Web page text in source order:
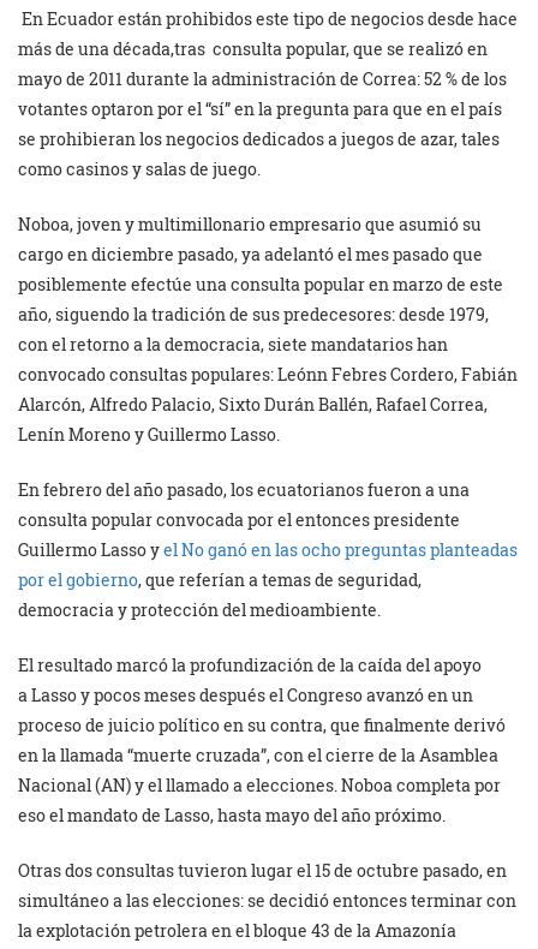
En Ecuador están prohibidos este tipo de negocios desde hace
más de una década,tras consulta popular, que se realizó en
mayo de 2011 durante la administración de Correa: 52 % de los
votantes optaron por el “sí” en la pregunta para que en el país
se prohibieran los negocios dedicados a juegos de azar, tales
como casinos y salas de juego.
Noboa,joven y multimillonario empresario que asumió su
cargo en diciembre pasado, ya adelantó el mes pasado que
posiblemente efectúe una consulta popular en marzo de este
año, siguendo la tradición de sus predecesores: desde 1979,
con el retorno a la democracia, siete mandatarios han
convocado consultas populares: Leónn Febres Cordero, Fabián
Alarcón, Alfredo Palacio, Sixto Durán Ballén, Rafael Correa,
Lenín Moreno y Guillermo Lasso.
En febrero del año pasado, los ecuatorianos fueron a una
consulta popular convocada por el entonces presidente
Guillermo Lasso yel No ganó en las ocho preguntas planteadas
por el gobierno, que referían a temas de seguridad,
democracia y protección del medioambiente.
El resultado marcó la profundización de la caída del apoyo
a Lasso y pocos meses después el Congreso avanzó en un
proceso de juicio político en su contra, que finalmente derivó
en la llamada “muerte cruzada”, con el cierre de la Asamblea
Nacional (AN) y el llamado a elecciones. Noboa completa por
eso el mandato de Lasso, hasta mayo del año próximo.
Otras dos consultas tuvieron lugar el 15 de octubre pasado, en
simultáneo a las elecciones: se decidió entonces terminar con
la explotación petrolera en el bloque 43 de la Amazonía